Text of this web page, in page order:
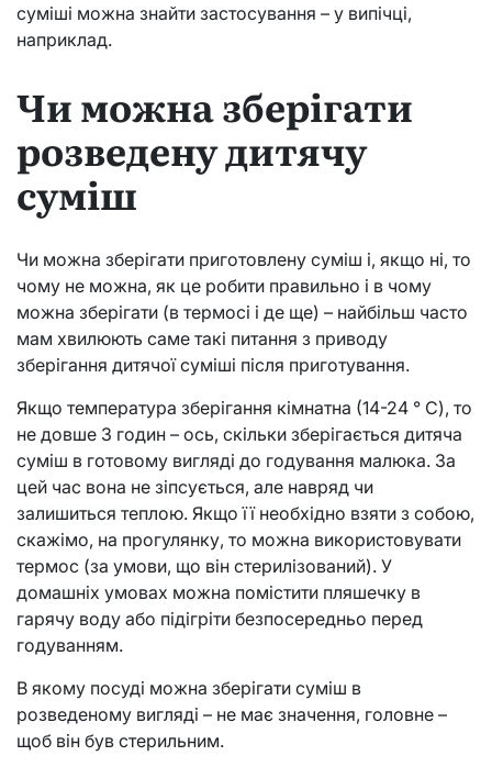
суміші можна знайти застосування – у випічці,
наприклад.
Чи можна зберігати
розведену дитячу
суміш
Чи можна зберігати приготовлену суміш і, якщо ні, то
чому не можна, як це робити правильно і в чому
можна зберігати (в термосі і де ще) – найбільш часто
мам хвилюють саме такі питання з приводу
зберігання дитячої суміші після приготування.
Якщо температура зберігання кімнатна (14-24 ° С), то
не довше 3 годин – ось, скільки зберігається дитяча
суміш в готовому вигляді до годування малюка. За
цей час вона не зіпсується, але навряд чи
залишиться теплою. Якщо її необхідно взяти з собою,
скажімо, на прогулянку, то можна використовувати
термос (за умови, що він стерилізований). У
домашніх умовах можна помістити пляшечку в
гарячу воду або підігріти безпосередньо перед
годуванням.
В якому посуді можна зберігати суміш в
розведеному вигляді – не має значення, головне –
щоб він був стерильним.